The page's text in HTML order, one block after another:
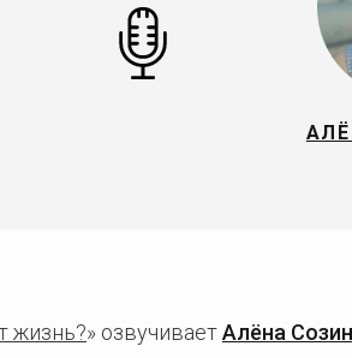
жизнь?» озвучиваетАлёна